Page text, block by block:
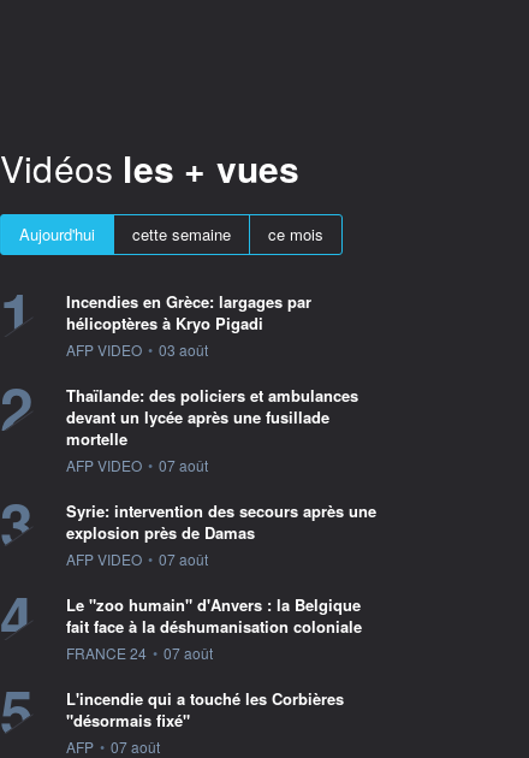
Vidéos les + vues
Aujourd'hui cette semaine ce mois
1
Incendies en Grèce: largages par
hélicoptères à Kryo Pigadi
information fournie par
AFP VIDEO • 03 août
2
Thaïlande: des policiers et ambulances
devant un lycée après une fusillade
mortelle
information fournie par
AFP VIDEO • 07 août
3
Syrie: intervention des secours après une
explosion près de Damas
information fournie par
AFP VIDEO • 07 août
4
Le "zoo humain" d'Anvers : la Belgique
fait face à la déshumanisation coloniale
information fournie par
FRANCE 24 • 07 août
5
L'incendie qui a touché les Corbières
"désormais fixé"
information fournie par
AFP • 07 août